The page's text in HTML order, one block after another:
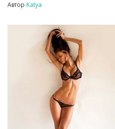
Автор Katya